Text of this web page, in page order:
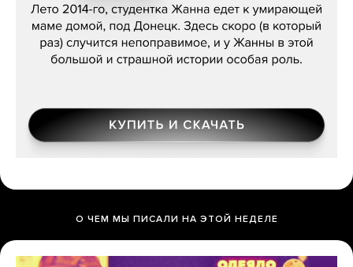
О ЧЕМ МЫ ПИСАЛИ НА ЭТОЙ НЕДЕЛЕ